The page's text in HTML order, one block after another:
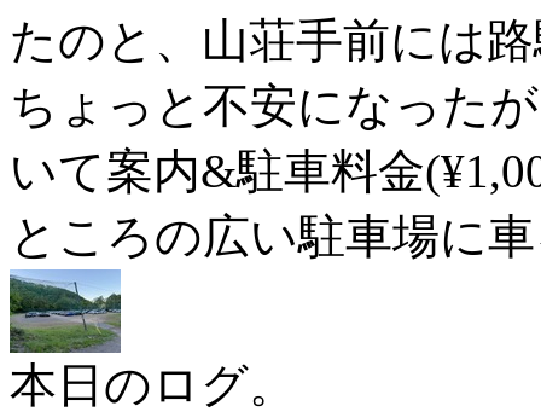
たのと、山荘手前には
ちょっと不安になった
いて案内&駐車料金
ところの広い駐車場に
本日のログ。